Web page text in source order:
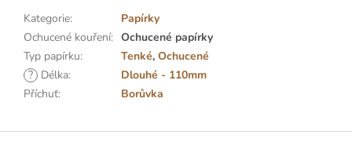
Kategorie:
Papírky
Ochucené kouření: Ochucené papírky
Typ papírku: Tenké, Ochucené
? Délka:
Dlouhé - 110mm
Příchuť: Borůvka
Z